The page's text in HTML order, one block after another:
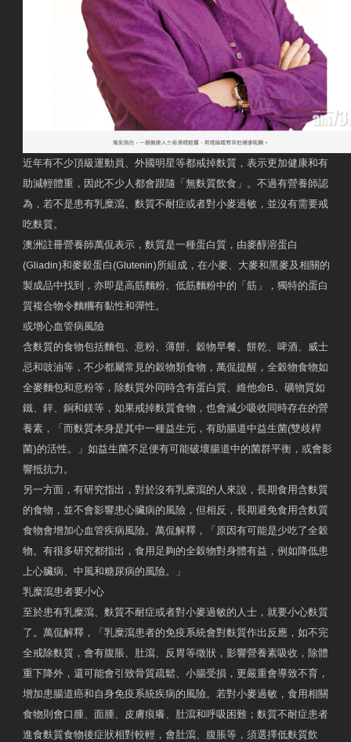
近年有不少頂級運動員、外國明星等都戒掉麩質，表示更加健康和有
助減輕體重，因此不少人都會跟隨「無麩質飲食」。不過有營養師認
為，若不是患有乳糜瀉、麩質不耐症或者對小麥過敏，並沒有需要戒
吃麩質。
澳洲註冊營養師萬侃表示，麩質是一種蛋白質，由麥醇溶蛋白
(Gliadin)和麥穀蛋白(Glutenin)所組成，在小麥、大麥和黑麥及相關的
製成品中找到，亦即是高筋麵粉、低筋麵粉中的「筋」，獨特的蛋白
質複合物令麵糰有黏性和彈性。
或增心血管病風險
含麩質的食物包括麵包、意粉、薄餅、穀物早餐、餅乾、啤酒、威士
忌和豉油等，不少都屬常見的穀物類食物，萬侃提醒，全穀物食物如
全麥麵包和意粉等，除麩質外同時含有蛋白質、維他命B、礦物質如
鐵、鋅、銅和鎂等，如果戒掉麩質食物，也會減少吸收同時存在的營
養素，「而麩質本身是其中一種益生元，有助腸道中益生菌(雙歧桿
菌)的活性。」如益生菌不足便有可能破壞腸道中的菌群平衡，或會影
響抵抗力。
另一方面，有研究指出，對於沒有乳糜瀉的人來說，長期食用含麩質
的食物，並不會影響患心臟病的風險，但相反，長期避免食用含麩質
食物會增加心血管疾病風險。萬侃解釋，「原因有可能是少吃了全穀
物。有很多研究都指出，食用足夠的全穀物對身體有益，例如降低患
上心臟病、中風和糖尿病的風險。」
乳糜瀉患者要小心
至於患有乳糜瀉、麩質不耐症或者對小麥過敏的人士，就要小心麩質
了。萬侃解釋，「乳糜瀉患者的免疫系統會對麩質作出反應，如不完
全戒除麩質，會有腹脹、肚瀉、反胃等徵狀，影響營養素吸收，除體
重下降外，還可能會引致骨質疏鬆、小腸受損，更嚴重會導致不育，
增加患腸道癌和自身免疫系統疾病的風險。若對小麥過敏，食用相關
食物則會口腫、面腫、皮膚痕癢、肚瀉和呼吸困難；麩質不耐症患者
進食麩質食物後症狀相對較輕，會肚瀉、腹脹等，須選擇低麩質飲